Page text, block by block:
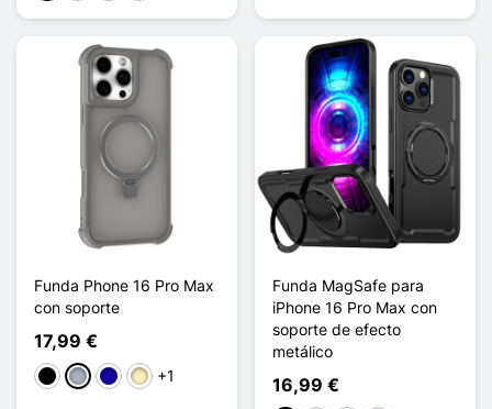
Funda Phone 16 Pro Max
con soporte
17,99 €
Negro
Gris Azul oscuro
Oro +1
Funda MagSafe para
iPhone 16 Pro Max con
soporte de efecto
metálico
16,99 €